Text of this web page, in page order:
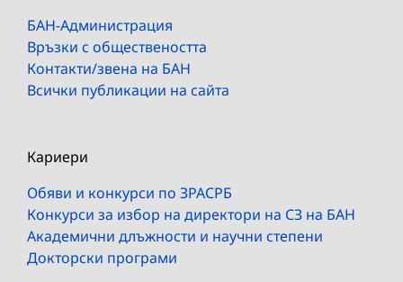
БАН-Администрация
Връзки с обществеността
Контакти/звена на БАН
Всички публикации на сайта
Кариери
Обяви и конкурси по ЗРАСРБ
Конкурси за избор на директори на СЗ на БАН
Академични длъжности и научни степени
Докторски програми